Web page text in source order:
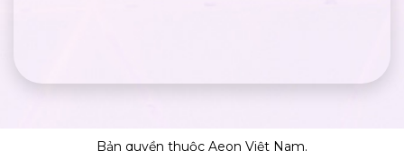
Bản quyền thuộc Aeon Việt Nam.